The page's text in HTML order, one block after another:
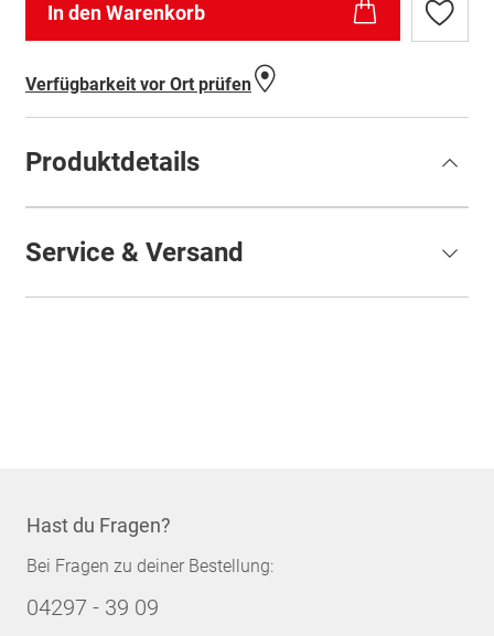
In den Warenkorb
Zur
Verfügbarkeit vor Ort prüfen
Produktdetails
Service & Versand
Hast du Fragen?
Bei Fragen zu deiner Bestellung:
04297 - 39 09